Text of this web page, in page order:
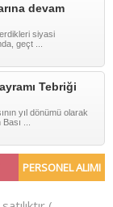
devam
siyasi
geçt ...
Tebriği
yıl dönümü olarak
...